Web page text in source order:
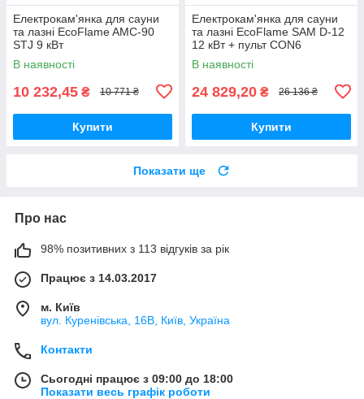
Електрокам'янка для сауни
та лазні EcoFlame AMC-90
STJ 9 кВт
В наявності
10 232,45 ₴ 10 771 ₴
Купити
Електрокам'янка для сауни
та лазні EcoFlame SAM D-12
12 кВт + пульт CON6
В наявності
24 829,20 ₴ 26 136 ₴
Купити
Показати ще
Про нас
98% позитивних з 113 відгуків за рік
Працює з 14.03.2017
м. Київ
вул. Куренівська, 16В, Київ, Україна
Контакти
Сьогодні працює з 09:00 до 18:00
Показати весь графік роботи